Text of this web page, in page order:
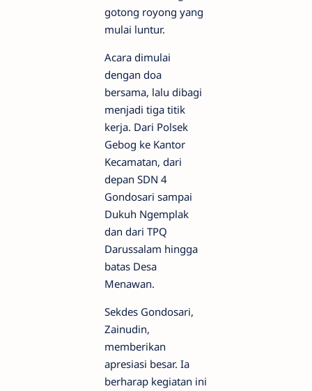
gotong royong yang
mulai luntur.
Acara dimulai
dengan doa
bersama, lalu dibagi
menjadi tiga titik
kerja. Dari Polsek
Gebog ke Kantor
Kecamatan, dari
depan SDN 4
Gondosari sampai
Dukuh Ngemplak
dan dari TPQ
Darussalam hingga
batas Desa
Menawan.
Sekdes Gondosari,
Zainudin,
memberikan
apresiasi besar. Ia
berharap kegiatan ini